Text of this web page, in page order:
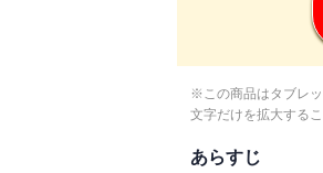
※この商品はタブレッ
文字だけを拡大する
あらすじ